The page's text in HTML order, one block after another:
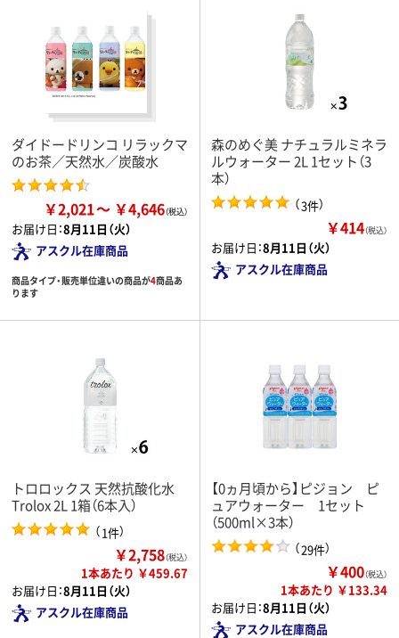
ダイドードリンコ リラックマ
のお茶／天然水／炭酸水
￥2,021 ￥4,646
お届け日：8月11日（火）
アスクル在庫商品
商品タイプ・販売単位違いの商品が4商品あ
ります
森のめぐ美 ナチュラルミネラ
ルウォーター 2L 1セット（3
本）
（3件）
￥414（税込）
お届け日：8月11日（火）
アスクル在庫商品
トロロックス 天然抗酸化水
Trolox 2L 1箱（6本入）
（1件）
￥2,758（税込）
1本あたり ￥459.67
お届け日：8月11日（火）
アスクル在庫商品
【0ヵ月頃から】ピジョン ピ
ュアウォーター 1セット
（500ml×3本）
（29件）
￥400（税込）
1本あたり ￥133.34
お届け日：8月11日（火）
アスクル在庫商品